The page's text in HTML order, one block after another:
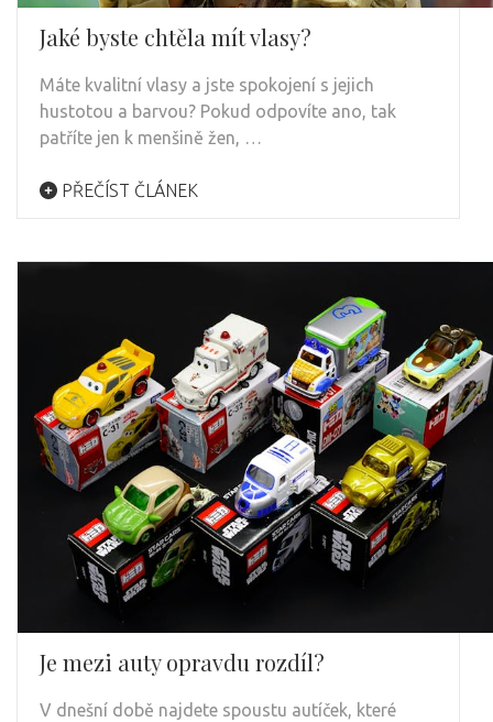
Jaké byste chtěla mít vlasy?
Máte kvalitní vlasy a jste spokojení s jejich
hustotou a barvou? Pokud odpovíte ano, tak
patříte jen k menšině žen, …
PŘEČÍST ČLÁNEK
Je mezi auty opravdu rozdíl?
V dnešní době najdete spoustu autíček, které